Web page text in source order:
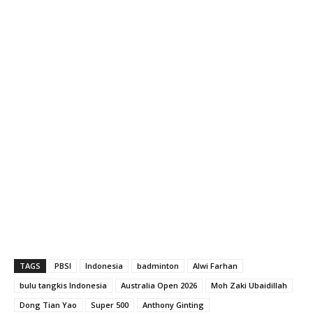
TAGS PBSI Indonesia badminton
Alwi Farhan
bulu tangkis Indonesia
Australia Open 2026
Moh Zaki Ubaidillah
Dong Tian Yao
Super 500 Anthony Ginting